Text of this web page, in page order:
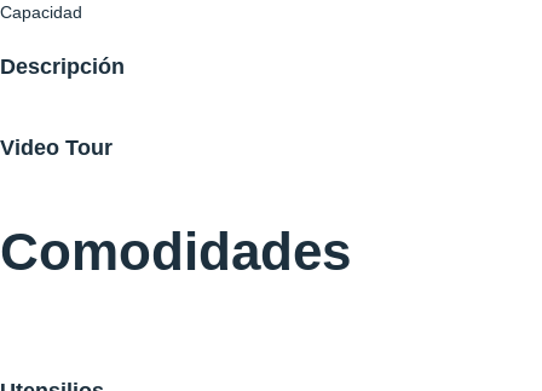
Capacidad
Descripción
Video Tour
Comodidades